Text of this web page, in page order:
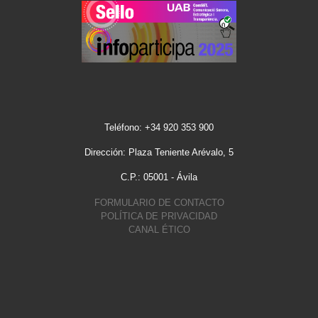
Teléfono: +34 920 353 900
Dirección: Plaza Teniente Arévalo, 5
C.P.: 05001 - Ávila
FORMULARIO DE CONTACTO
POLÍTICA DE PRIVACIDAD
CANAL ÉTICO